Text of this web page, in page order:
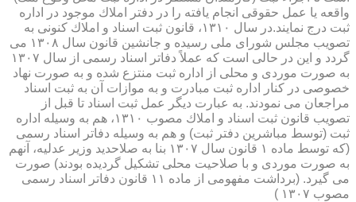
واقعه یا عمل حقوقی انجام یافته را در دفتر املاك موجود در اداره
ثبت درج نمایند.در سال ۱۳۱۰، قانون ثبت اسناد و املاك كنونی به
تصویب مجلس شورای ملی رسیده و جانشین قانون سال ۱۳۰۸ می
گردد و این در حالی است كه عملاً دفاتر اسناد رسمی از سال ۱۳۰۷
به صورت موردی و محلی از اداره ثبت منتزع شده و به صورت نهاد
خصوصی در كنار اداره ثبت مبادرت و به موازات آن به ثبت اسناد
مراجعان می نمودند. به عبارت دیگر عمل ثبت اسناد تا قبل از
تصویب قانون ثبت اسناد و املاك مصوب ۱۳۱۰، هم به وسیله اداره
ثبت (توسط مباشرین دفتر ثبت) و هم به وسیله دفاتر اسناد رسمی
(كه توسط ماده ۱ قانون سال ۱۳۰۷ بنا به صلاحدید وزیر عدلیه، آنهم
به صورت موردی و با صلاحیت محلی تشكیل گردیده بودند) صورت
می گیرد. (برداشت مفهومی از ماده ۱۱ قانون دفاتر اسناد رسمی
مصوب ۱۳۰۷ )